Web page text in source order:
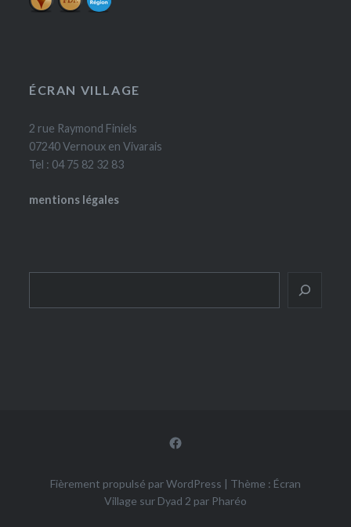
ÉCRAN VILLAGE
2 rue Raymond Finiels
07240 Vernoux en Vivarais
Tel : 04 75 82 32 83
mentions légales
Facebook
Fièrement propulsé par WordPress | Thème : Écran
Village sur Dyad 2 par Pharéo